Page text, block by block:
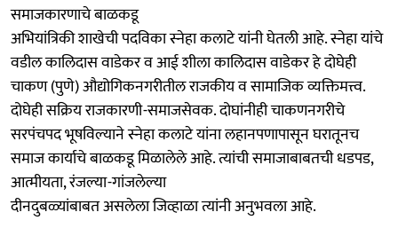
समाजकारणाचे बाळकडू
अभियांत्रिकी शाखेची पदविका स्नेहा कलाटे यांनी घेतली आहे. स्नेहा यांचे
वडील कालिदास वाडेकर व आई शीला कालिदास वाडेकर हे दोघेही
चाकण (पुणे) औद्योगिकनगरीतील राजकीय व सामाजिक व्यक्तिमत्त्व.
दोघेही सक्रिय राजकारणी-समाजसेवक. दोघांनीही चाकणनगरीचे
सरपंचपद भूषविल्याने स्नेहा कलाटे यांना लहानपणापासून घरातूनच
समाज कार्याचे बाळकडू मिळालेले आहे. त्यांची समाजाबाबतची धडपड,
आत्मीयता, रंजल्या-गांजलेल्या
दीनदुबळ्यांबाबत असलेला जिव्हाळा त्यांनी अनुभवला आहे.